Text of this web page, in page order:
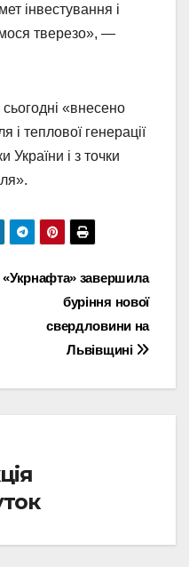
інвестування і
тверезо», —
«внесено
і теплової генерації
України і з точки
«Укрнафта» завершила
буріння нової
свердловини на
Львівщині